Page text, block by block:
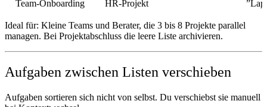
Team-Onboarding
HR-Projekt
Ideal für: Kleine Teams und Berater, die 3 bis 8 Projekte parallel
managen. Bei Projektabschluss die leere Liste archivieren.
Aufgaben zwischen Listen verschieben
Aufgaben sortieren sich nicht von selbst. Du verschiebst sie manuell